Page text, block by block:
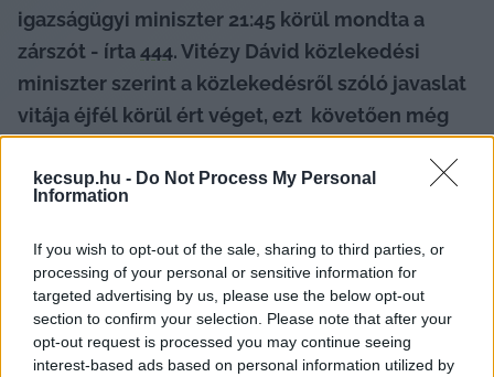
kecsup.hu - Do Not Process My Personal
Information
If you wish to opt-out of the sale, sharing to third parties, or
processing of your personal or sensitive information for
targeted advertising by us, please use the below opt-out
section to confirm your selection. Please note that after your
opt-out request is processed you may continue seeing
interest-based ads based on personal information utilized by
igazságügyi miniszter 21:45 körül mondta a
zárszót - írta 444. Vitézy Dávid közlekedési
miniszter szerint a közlekedésről szóló javaslat
vitája éjfél körül ért véget, ezt  követően még
mezőgazdaságról. Lapszemle.
változásokat hoz: többek közt ezzel szűnik meg
Sulyok Tamás köztársasági elnök mandátuma,
három ciklusban korlátozzák a parlamenti
képviselőséget, megint megyék és